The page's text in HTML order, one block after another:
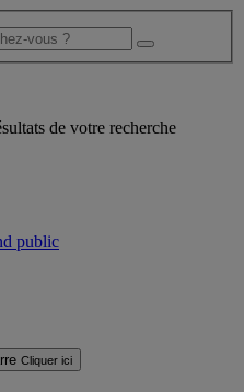
de votre recherche
public
Cliquer ici